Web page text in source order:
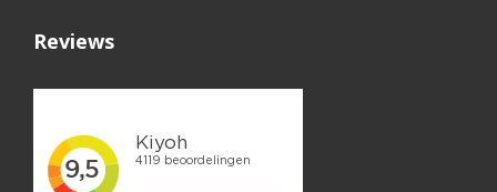
Reviews